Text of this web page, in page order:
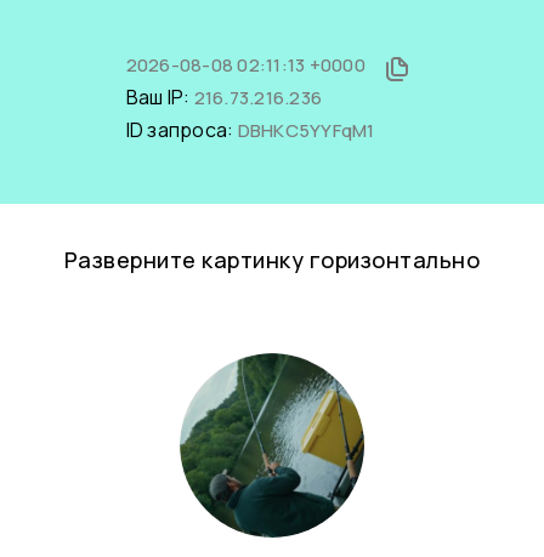
2026-08-08 02:11:13 +0000
Ваш IP: 216.73.216.236
ID запроса: DBHKC5YYFqM1
Разверните картинку горизонтально